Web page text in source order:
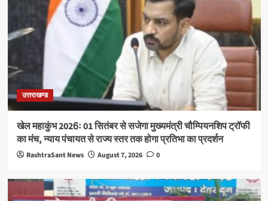
उत्तराखण्ड
खेल महाकुंभ 2026ः 01 सितंबर से सजेगा मुख्यमंत्री चौम्पियनशिप ट्रॉफी
का मंच, न्याय पंचायत से राज्य स्तर तक होगा प्रतिभा का प्रदर्शन
RashtraSant News August 7, 2026 0